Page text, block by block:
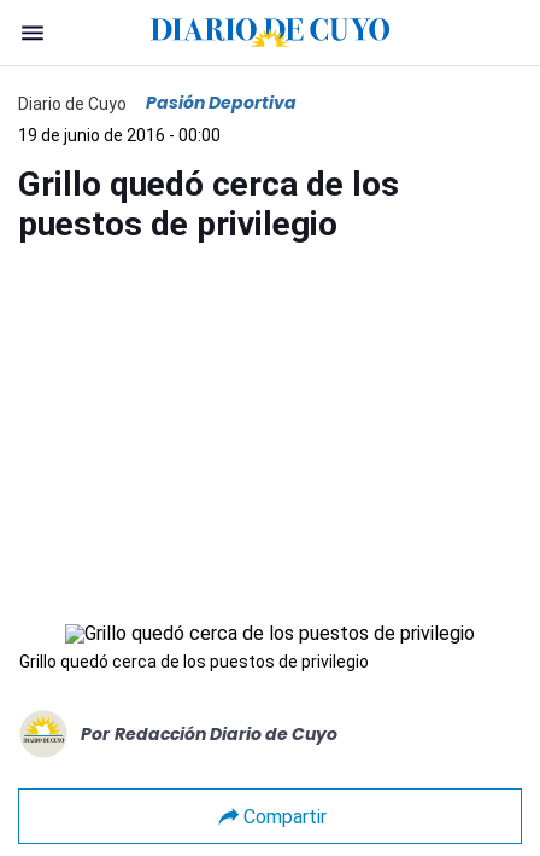
Diario de Cuyo Pasión Deportiva
19 de junio de 2016 - 00:00
Grillo quedó cerca de los
puestos de privilegio
Grillo quedó cerca de los puestos de privilegio
Por Redacción Diario de Cuyo
Compartir